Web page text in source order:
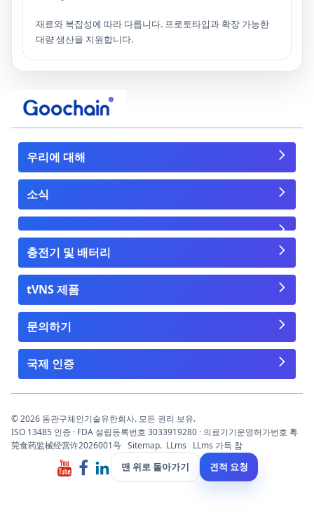
재료와 복잡성에 따라 다릅니다. 프로토타입과 확장 가능한
대량 생산을 지원합니다.
우리에 대해
소식
충전기 및 배터리
tVNS 제품
문의하기
국제 인증
© 2026 동관구체인기술유한회사. 모든 권리 보유.
ISO 13485 인증 · FDA 설립등록번호 3033919280 · 의료기기운영허가번호 粤
莞食药监械经营许2026001号 Sitemap. LLms LLms 가득 참
맨 위로 돌아가기 견적 요청